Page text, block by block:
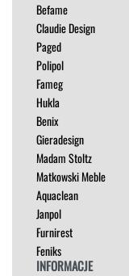
ŁÓŻKA
MEBLE RTV
NAROŻNIKI
OUTLET
PUFY
SOFY
STOLIKI
STOŁY
SZAFKI I KOMODY
Befame
Claudie Design
Paged
Polipol
Fameg
Hukla
Benix
Gieradesign
Madam Stoltz
Matkowski Meble
Aquaclean
Janpol
Furnirest
Feniks
INFORMACJE